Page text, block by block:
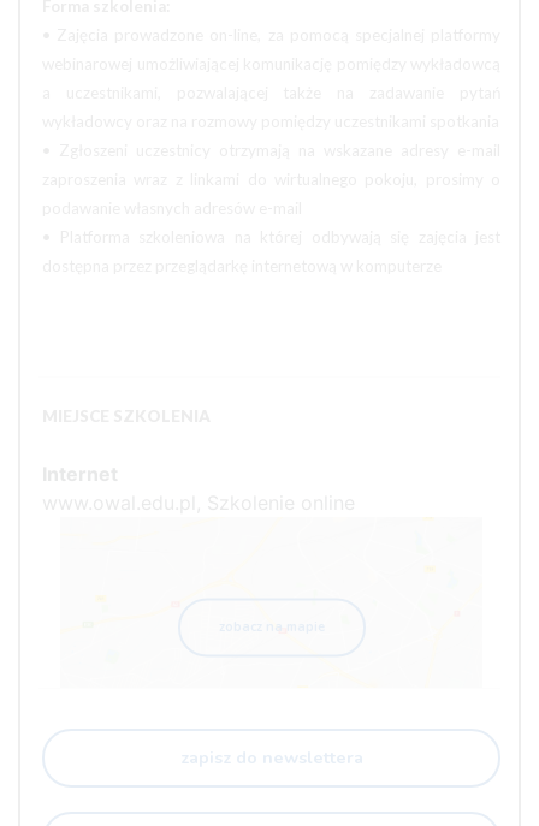
zapisz do newslettera